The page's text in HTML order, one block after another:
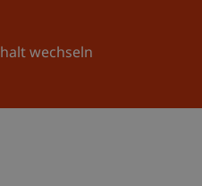
wechseln
Aktuelles